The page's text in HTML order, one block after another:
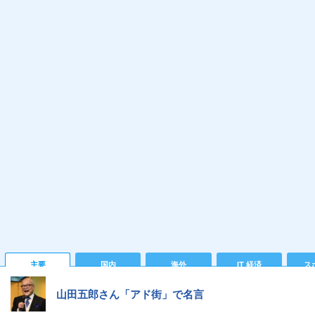
主要 国内 海外 IT 経済 ス
山田五郎さん「アド街」で名言